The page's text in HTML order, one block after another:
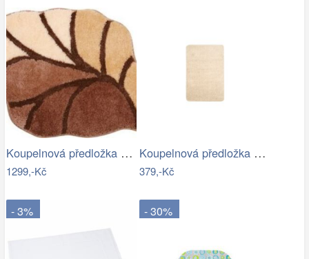
Koupelnová předložka AOSTA
1299,-Kč
Koupelnová předložka Optima 60x90 cm…
379,-Kč
- 3% - 30%